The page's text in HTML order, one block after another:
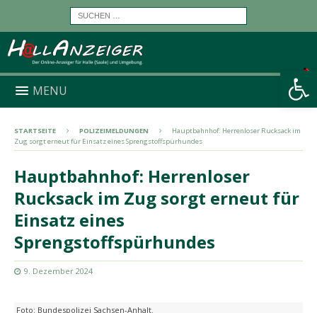
Werkzeugleiste öffnen
MENU
STARTSEITE POLIZEIMELDUNGEN
Hauptbahnhof: Herrenloser Rucksack im
Zug sorgt erneut für Einsatz eines Sprengstoffspürhundes
Hauptbahnhof: Herrenloser
Rucksack im Zug sorgt erneut für
Einsatz eines
Sprengstoffspürhundes
9. Dezember 2024
Foto: Bundespolizei Sachsen-Anhalt.